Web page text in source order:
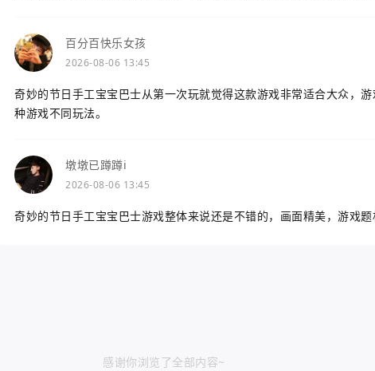
百分百快乐女孩
2026-08-06 13:45
奇妙的节日手工宝宝巴士从第一次玩就觉得这款游戏非常适合大众，
种游戏不同玩法。
墩墩已蹲蹲i
2026-08-06 13:45
奇妙的节日手工宝宝巴士游戏整体来说还是不错的，画面精美，游戏题
感谢你浏览了全部内容~